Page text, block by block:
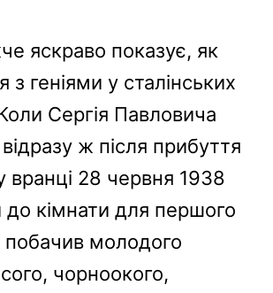
яскраво показує, як
з геніями у сталінських
Сергія Павловича
ж після прибуття
вранці 28 червня 1938
до кімнати для першого
побачив молодого
чорноокого,